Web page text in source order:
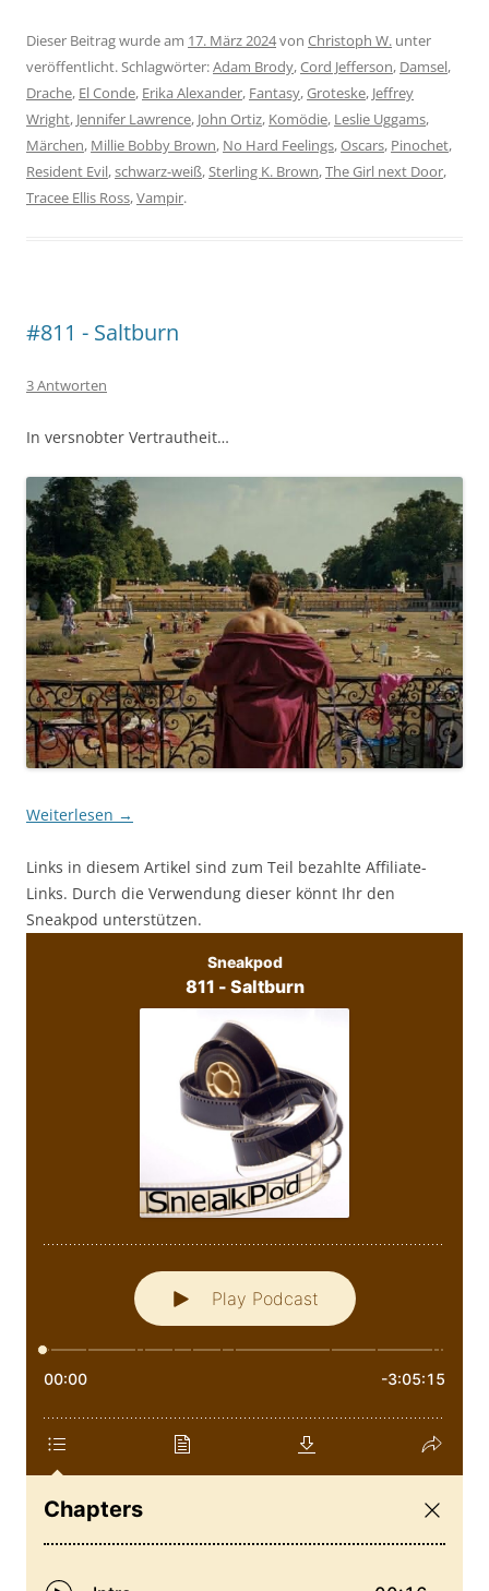
Dieser Beitrag wurde am 17. März 2024von Christoph W. unter
veröffentlicht. Schlagwörter:Adam Brody,Cord Jefferson, Damsel,
Drache, El Conde, Erika Alexander, Fantasy,Groteske, Jeffrey
Wright, Jennifer Lawrence, John Ortiz, Komödie, Leslie Uggams,
Märchen, Millie Bobby Brown, No Hard Feelings,Oscars, Pinochet,
Resident Evil,schwarz-weiß,Sterling K. Brown,The Girl next Door,
Tracee Ellis Ross,Vampir.
#811 - Saltburn
3 Antworten
In versnobter Vertrautheit…
Weiterlesen →
Links in diesem Artikel sind zum Teil bezahlte Affiliate-
Links. Durch die Verwendung dieser könnt Ihr den
Sneakpod unterstützen.